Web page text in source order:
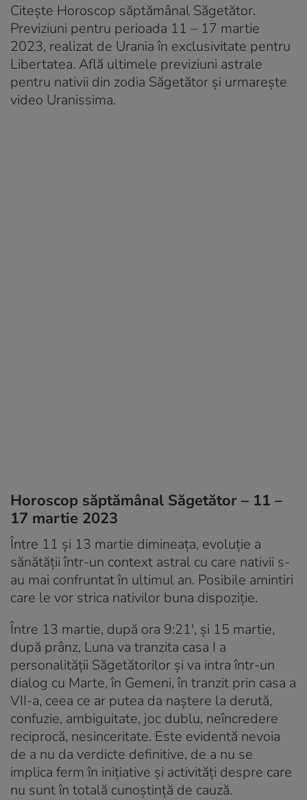
Citește Horoscop săptămânal Săgetător.
Previziuni pentru perioada 11 – 17 martie
2023, realizat de Urania în exclusivitate pentru
Libertatea. Află ultimele previziuni astrale
pentru nativii din zodia Săgetător și urmarește
video Uranissima.
Horoscop săptămânal Săgetător – 11 –
17 martie 2023
Între 11 și 13 martie dimineața, evoluție a
sănătății într-un context astral cu care nativii s-
au mai confruntat în ultimul an. Posibile amintiri
care le vor strica nativilor buna dispoziție.
Între 13 martie, după ora 9:21′, și 15 martie,
după prânz, Luna va tranzita casa I a
personalității Săgetătorilor și va intra într-un
dialog cu Marte, în Gemeni, în tranzit prin casa a
VII-a, ceea ce ar putea da naștere la derută,
confuzie, ambiguitate, joc dublu, neîncredere
reciprocă, nesinceritate. Este evidentă nevoia
de a nu da verdicte definitive, de a nu se
implica ferm în inițiative și activități despre care
nu sunt în totală cunoștință de cauză.